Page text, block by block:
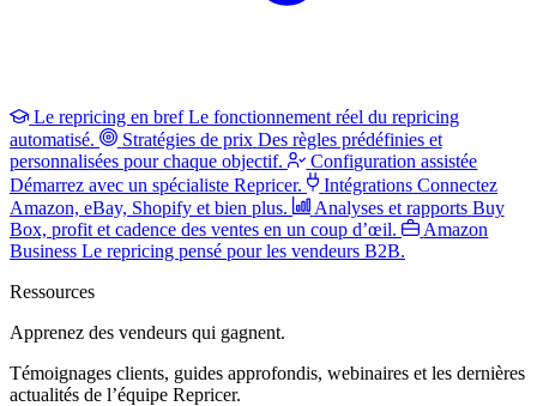
Le repricing en bref Le fonctionnement réel du repricing
automatisé.
Stratégies de prix Des règles prédéfinies et
personnalisées pour chaque objectif.
Configuration assistée
Démarrez avec un spécialiste Repricer.
Intégrations Connectez
Amazon, eBay, Shopify et bien plus.
Analyses et rapports Buy
Box, profit et cadence des ventes en un coup d’œil.
Amazon
Business Le repricing pensé pour les vendeurs B2B.
Ressources
Apprenez des vendeurs qui gagnent.
Témoignages clients, guides approfondis, webinaires et les dernières
actualités de l’équipe Repricer.